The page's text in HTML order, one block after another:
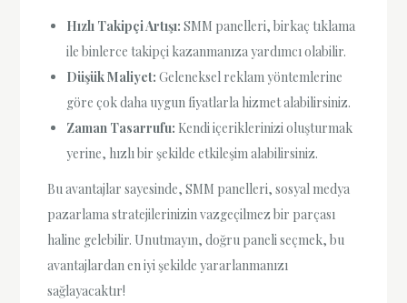
Hızlı Takipçi Artışı: SMM panelleri, birkaç tıklama
ile binlerce takipçi kazanmanıza yardımcı olabilir.
Düşük Maliyet: Geleneksel reklam yöntemlerine
göre çok daha uygun fiyatlarla hizmet alabilirsiniz.
Zaman Tasarrufu: Kendi içeriklerinizi oluşturmak
yerine, hızlı bir şekilde etkileşim alabilirsiniz.
Bu avantajlar sayesinde, SMM panelleri, sosyal medya
pazarlama stratejilerinizin vazgeçilmez bir parçası
haline gelebilir. Unutmayın, doğru paneli seçmek, bu
avantajlardan en iyi şekilde yararlanmanızı
sağlayacaktır!